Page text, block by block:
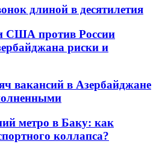
длиной в десятилетия
США против России
риски и
вакансий в Азербайджане
метро в Баку: как
коллапса?